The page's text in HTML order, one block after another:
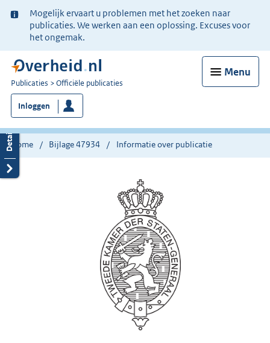
Ter
informatie:
Mogelijk ervaart u problemen met het zoeken naar
publicaties. We werken aan een oplossing. Excuses voor
het ongemak.
Menu
U
bent
nu
hier:
Publicaties Officiële publicaties
Inloggen
Home Bijlage 47934 Informatie over publicatie